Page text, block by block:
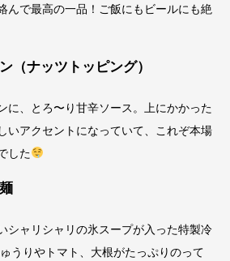
んで最高の一品！ご飯にもビールにも絶
（ナッツトッピング）
に、とろ〜り甘辛ソース。上にかかった
いアクセントになっていて、これぞ本場
した
シャリシャリの氷スープが入った特製冷
うりやトマト、大根がたっぷりのって